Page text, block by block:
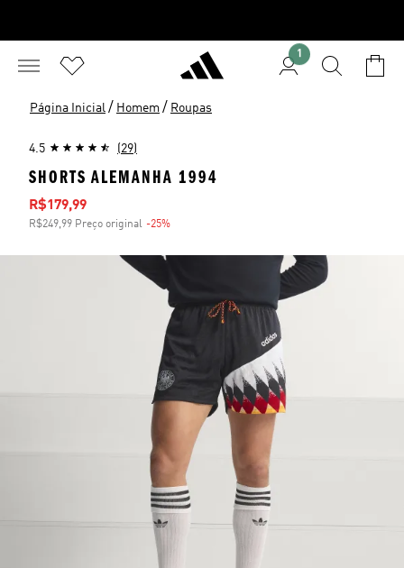
1
Página Inicial / Homem / Roupas
4.5 (29)
SHORTS ALEMANHA 1994
Preço com desconto
R$179,99
R$249,99 Preço original -25%